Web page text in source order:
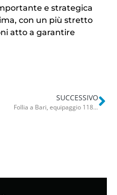
e strategica
con un più stretto
atto a garantire
SUCCESSIVO
Follia a Bari, equipaggio 118 aggredito dai parenti di un ferito: “Questa ambulanza è troppo lenta”